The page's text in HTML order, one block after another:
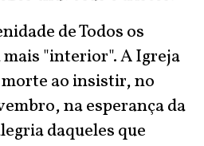
de Todos os
mais "interior". A Igreja
ao insistir, no
na esperança da
daqueles que